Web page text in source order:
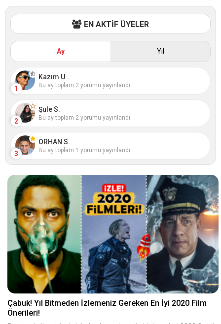
EN AKTİF ÜYELER
Ay Yıl
1
Kazım U.
Bu ay toplam 2 yorumu yayınlandı.
2
Şule S.
Bu ay toplam 2 yorumu yayınlandı.
3
ORHAN S.
Bu ay toplam 1 yorumu yayınlandı.
Çabuk! Yıl Bitmeden İzlemeniz Gereken En İyi 2020 Film
Önerileri!